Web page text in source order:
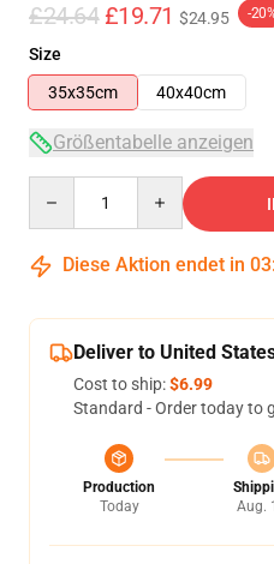
£24.64 £19.71 $24.95 -
Size
35x35cm
40x40cm
Größentabelle anzeigen
Diese Aktion endet in 03:
Deliver to United
Cost to ship:$6.99
Standard - Order today to
Production
Today
Aug.